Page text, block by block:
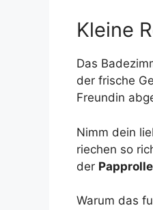
Kleine
Das
der frische
Freundin
Nimm dein
riechen so
der
Warum das